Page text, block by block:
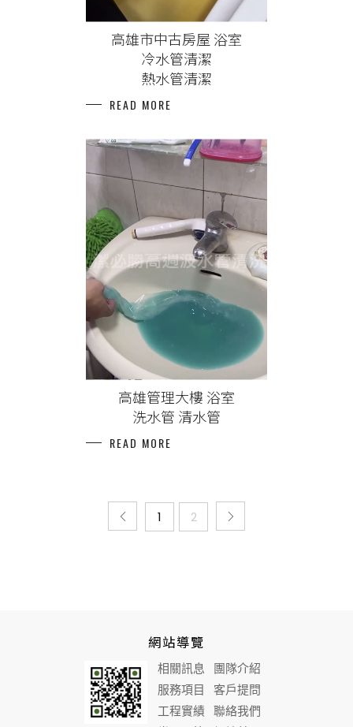
高雄市中古房屋 浴室
冷水管清潔
熱水管清潔
READ MORE
高雄管理大樓 浴室
洗水管 清水管
READ MORE
1 2
網站導覽
相關訊息
團隊介紹
服務項目
客戶提問
工程實績
聯絡我們